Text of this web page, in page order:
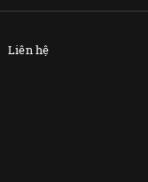
Liên hệ